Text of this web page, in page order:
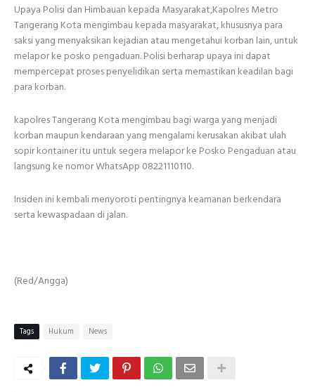
Upaya Polisi dan Himbauan kepada Masyarakat,Kapolres Metro
Tangerang Kota mengimbau kepada masyarakat, khususnya para
saksi yang menyaksikan kejadian atau mengetahui korban lain, untuk
melapor ke posko pengaduan. Polisi berharap upaya ini dapat
mempercepat proses penyelidikan serta memastikan keadilan bagi
para korban.
kapolres Tangerang Kota mengimbau bagi warga yang menjadi
korban maupun kendaraan yang mengalami kerusakan akibat ulah
sopir kontainer itu untuk segera melapor ke Posko Pengaduan atau
langsung ke nomor WhatsApp 08221110110.
Insiden ini kembali menyoroti pentingnya keamanan berkendara
serta kewaspadaan di jalan.
(Red/Angga)
Tags Hukum News